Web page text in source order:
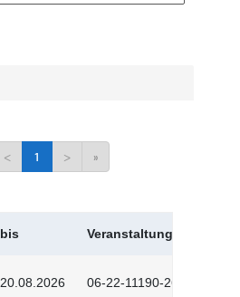
< 1 > »
bis Veranstaltungskürzel
20.08.2026 06-22-11190-2601